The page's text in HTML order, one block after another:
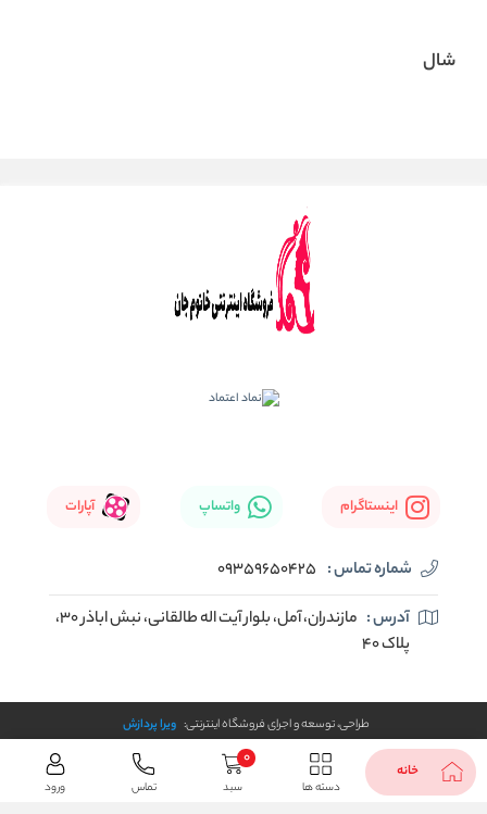
شال
اینستاگرام واتساپ آپارات
شماره تماس : 09359650425
آدرس :
مازندران، آمل، بلوار آیت اله طالقانی، نبش اباذر 30،
پلاک 40
طراحی، توسعه و اجرای فروشگاه اینترنتی: ویرا پردازش
خانه
دسته ها سبد
0
تماس ورود